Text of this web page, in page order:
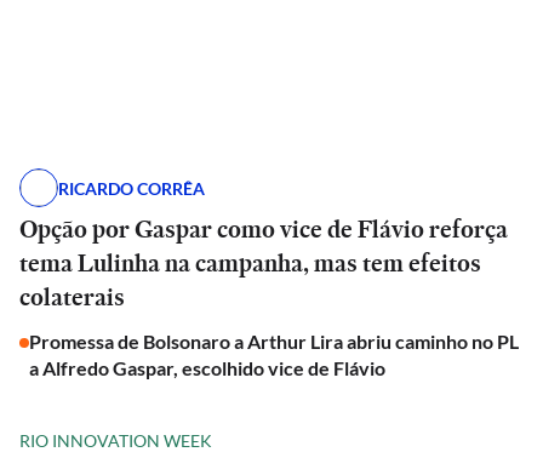
RICARDO CORRÊA
Opção por Gaspar como vice de Flávio reforça
tema Lulinha na campanha, mas tem efeitos
colaterais
Promessa de Bolsonaro a Arthur Lira abriu caminho no PL
a Alfredo Gaspar, escolhido vice de Flávio
RIO INNOVATION WEEK